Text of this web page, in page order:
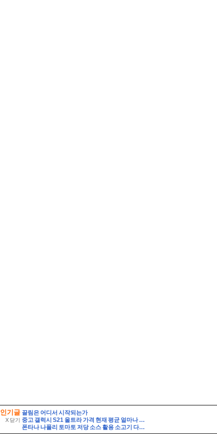
인기글
X 닫기
끌림은 어디서 시작되는가
중고 갤럭시 S21 울트라 가격 현재 평균 얼마나 될까
폰타나 나폴리 토마토 저당 소스 활용 소고기 다짐육 파스타 레시피 유기농 통밀면 삶는 시간 꿀팁